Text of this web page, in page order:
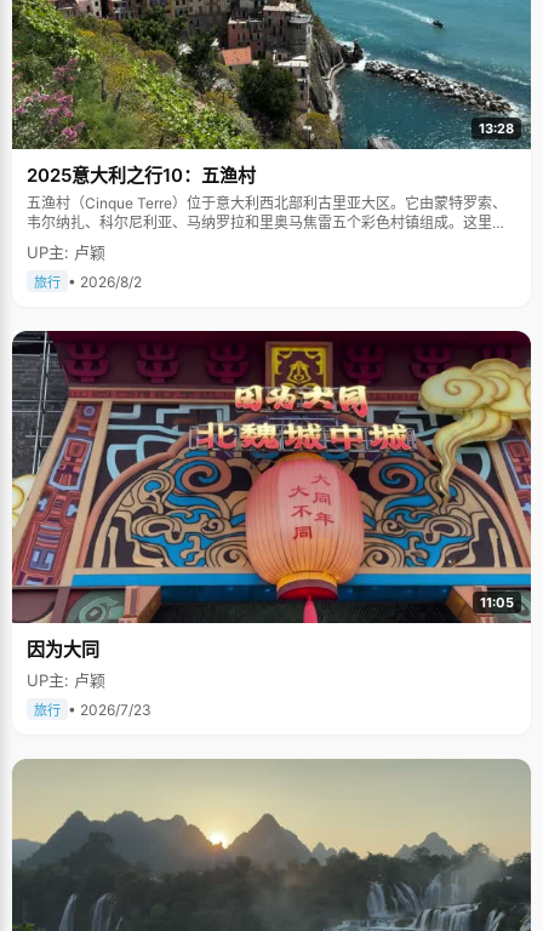
13:28
2025意大利之行10：五渔村
五渔村（Cinque Terre）位于意大利西北部利古里亚大区。它由蒙特罗索、
韦尔纳扎、科尔尼利亚、马纳罗拉和里奥马焦雷五个彩色村镇组成。这里依
山傍海，房屋色彩斑斓，1997年被列为世界文化遗产。
UP主: 卢颖
旅行 • 2026/8/2
11:05
因为大同
UP主: 卢颖
旅行 • 2026/7/23